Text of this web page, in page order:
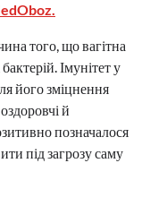
того, що вагітна
Імунітет у
його зміцнення
й
позначалося
під загрозу саму